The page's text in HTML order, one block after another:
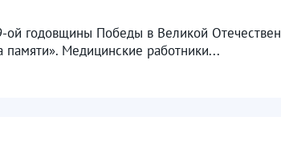
годовщины Победы в Великой
Медицинские работники...